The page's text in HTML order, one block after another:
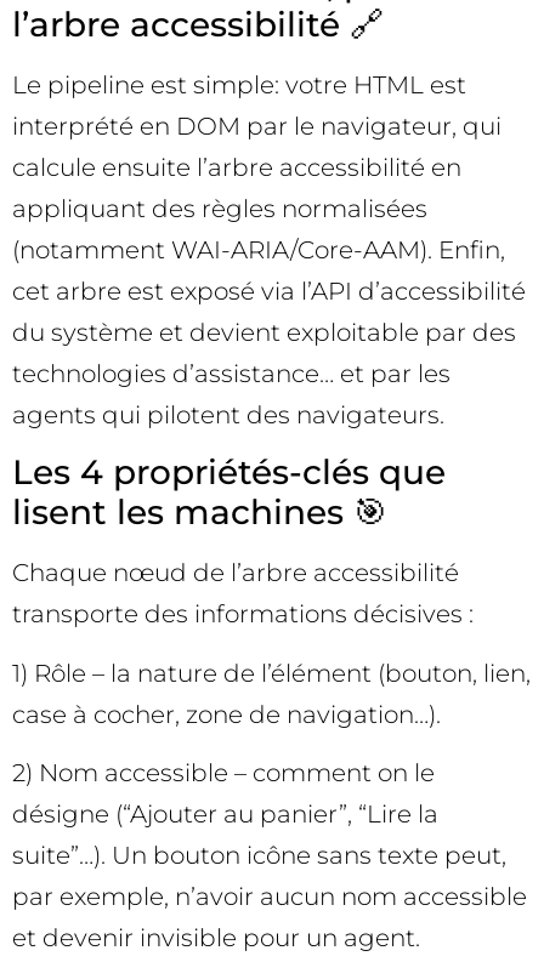
l’arbre accessibilité 🔗
Le pipeline est simple: votre HTML est
interprété en DOM par le navigateur, qui
calcule ensuite l’arbre accessibilité en
appliquant des règles normalisées
(notamment WAI-ARIA/Core-AAM). Enfin,
cet arbre est exposé via l’API d’accessibilité
du système et devient exploitable par des
technologies d’assistance… et par les
agents qui pilotent des navigateurs.
Les 4 propriétés-clés que
lisent les machines 🎯
Chaque nœud de l’arbre accessibilité
transporte des informations décisives :
1) Rôle – la nature de l’élément (bouton, lien,
case à cocher, zone de navigation…).
2) Nom accessible – comment on le
désigne (“Ajouter au panier”, “Lire la
suite”…). Un bouton icône sans texte peut,
par exemple, n’avoir aucun nom accessible
et devenir invisible pour un agent.